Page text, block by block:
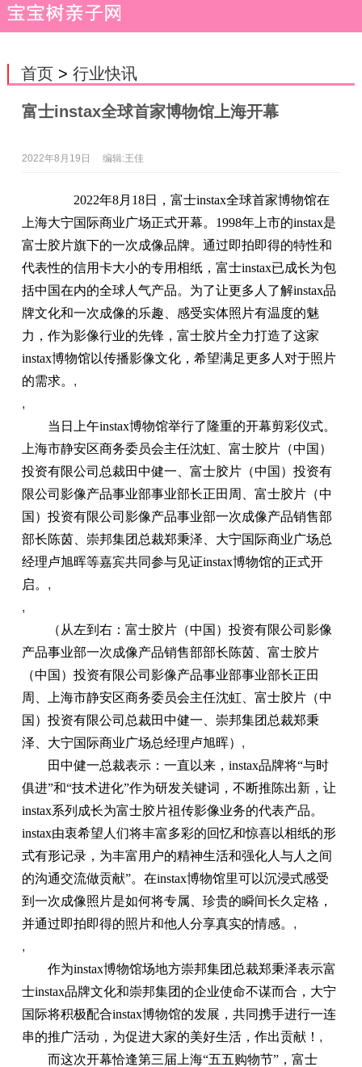
首页> 行业快讯
富士instax全球首家博物馆上海开幕
2022年8月19日 编辑:王佳
2022年8月18日，富士instax全球首家博物馆在
上海大宁国际商业广场正式开幕。1998年上市的instax是
富士胶片旗下的一次成像品牌。通过即拍即得的特性和
代表性的信用卡大小的专用相纸，富士instax已成长为包
括中国在内的全球人气产品。为了让更多人了解instax品
牌文化和一次成像的乐趣、感受实体照片有温度的魅
力，作为影像行业的先锋，富士胶片全力打造了这家
instax博物馆以传播影像文化，希望满足更多人对于照片
的需求。 ,
,
当日上午instax博物馆举行了隆重的开幕剪彩仪式。
上海市静安区商务委员会主任沈虹、富士胶片（中国）
投资有限公司总裁田中健一、富士胶片（中国）投资有
限公司影像产品事业部事业部长正田周、富士胶片（中
国）投资有限公司影像产品事业部一次成像产品销售部
部长陈茵、崇邦集团总裁郑秉泽、大宁国际商业广场总
经理卢旭晖等嘉宾共同参与见证instax博物馆的正式开
启。 ,
,
（从左到右：富士胶片（中国）投资有限公司影像
产品事业部一次成像产品销售部部长陈茵、富士胶片
（中国）投资有限公司影像产品事业部事业部长正田
周、上海市静安区商务委员会主任沈虹、富士胶片（中
国）投资有限公司总裁田中健一、崇邦集团总裁郑秉
泽、大宁国际商业广场总经理卢旭晖） ,
田中健一总裁表示：一直以来，instax品牌将“与时
俱进”和“技术进化”作为研发关键词，不断推陈出新，让
instax系列成长为富士胶片祖传影像业务的代表产品。
instax由衷希望人们将丰富多彩的回忆和惊喜以相纸的形
式有形记录，为丰富用户的精神生活和强化人与人之间
的沟通交流做贡献”。在instax博物馆里可以沉浸式感受
到一次成像照片是如何将专属、珍贵的瞬间长久定格，
并通过即拍即得的照片和他人分享真实的情感。 ,
,
作为instax博物馆场地方崇邦集团总裁郑秉泽表示富
士instax品牌文化和崇邦集团的企业使命不谋而合，大宁
国际将积极配合instax博物馆的发展，共同携手进行一连
串的推广活动，为促进大家的美好生活，作出贡献！ ,
而这次开幕恰逢第三届上海“五五购物节”，富士